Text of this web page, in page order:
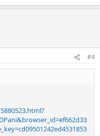
#4